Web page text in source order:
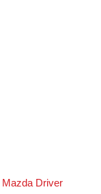
Mazda Driver